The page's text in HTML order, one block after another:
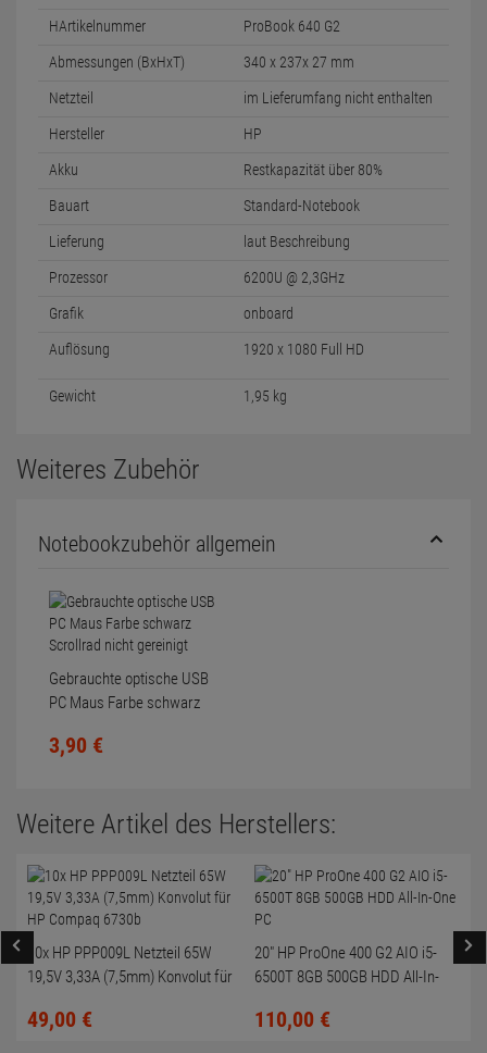
HArtikelnummer ProBook 640 G2
Abmessungen (BxHxT) 340 x 237x 27 mm
Netzteil im Lieferumfang nicht enthalten
Hersteller HP
Akku Restkapazität über 80%
Bauart Standard-Notebook
Lieferung laut Beschreibung
Prozessor 6200U @ 2,3GHz
Grafik onboard
Auflösung 1920 x 1080 Full HD
Gewicht 1,95 kg
Weiteres Zubehör
Notebookzubehör allgemein
Gebrauchte optische USB
PC Maus Farbe schwarz
3,90 €
Weitere Artikel des Herstellers:
10x HP PPP009L Netzteil 65W
19,5V 3,33A (7,5mm) Konvolut für
49,00 €
20" HP ProOne 400 G2 AIO i5-
6500T 8GB 500GB HDD All-In-
110,00 €